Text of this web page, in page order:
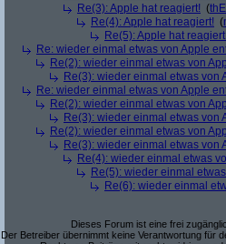
Re(3): Apple hat reagiert! (thE
Re(4): Apple hat reagiert! (
Re(5): Apple hat reagiert!
Re: wieder einmal etwas von Apple
Re(2): wieder einmal etwas von
Re(3): wieder einmal etwas von
Re: wieder einmal etwas von Apple
Re(2): wieder einmal etwas von
Re(3): wieder einmal etwas von
Re(2): wieder einmal etwas von
Re(3): wieder einmal etwas von
Re(4): wieder einmal etwas
Re(5): wieder einmal
Re(6): wieder einmal
Dieses Forum ist eine frei
Der Betreiber übernimmt keine Verantwortung für